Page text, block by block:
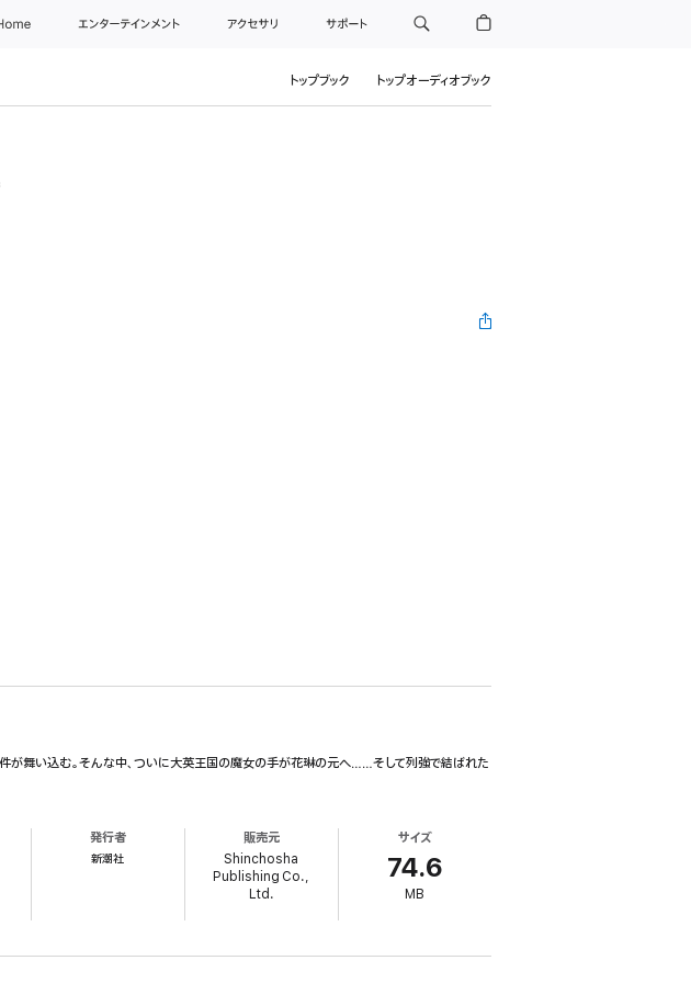
エンターテインメント アクセサリ サポート
トップブック トップオーディオブック
舞い込む。そんな中、ついに大英王国の魔女の手が花琳の元へ……そして列強で結ばれた
発行者
新潮社
販売元
Shinchosha
Publishing Co.,
Ltd.
サイズ
74.6
MB